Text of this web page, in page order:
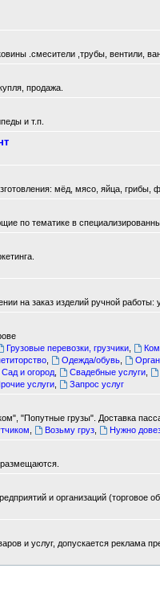
.смесители ,трубы, вентили,
продажа.
и т.п.
мёд, мясо, яйца, грибы,
по тематике в
на заказ изделий ручной работы:
Грузовые перевозки, грузчики
Одежда/обувь
Сад и огород Свадебные услуги
услуги Запрос услуг
"Попутные грузы". Доставка
Возьму груз Нужно
и организаций (торговое
и услуг, допускается реклама